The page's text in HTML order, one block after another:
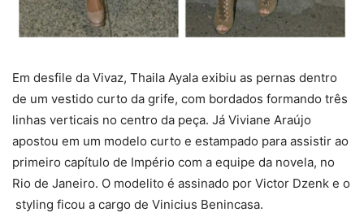
Em desfile da Vivaz, Thaila Ayala exibiu as pernas dentro
de um vestido curto da grife, com bordados formando três
linhas verticais no centro da peça. Já Viviane Araújo
apostou em um modelo curto e estampado para assistir ao
primeiro capítulo de Império com a equipe da novela, no
Rio de Janeiro. O modelito é assinado por Victor Dzenk e o
styling ficou a cargo de Vinicius Benincasa.